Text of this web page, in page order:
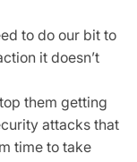
to do our bit to
it doesn’t
them getting
attacks that
time to take